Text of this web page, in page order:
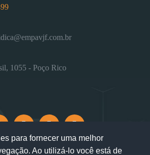
1055 - Poço Rico
para fornecer uma melhor
Ao utilizá-lo você está de